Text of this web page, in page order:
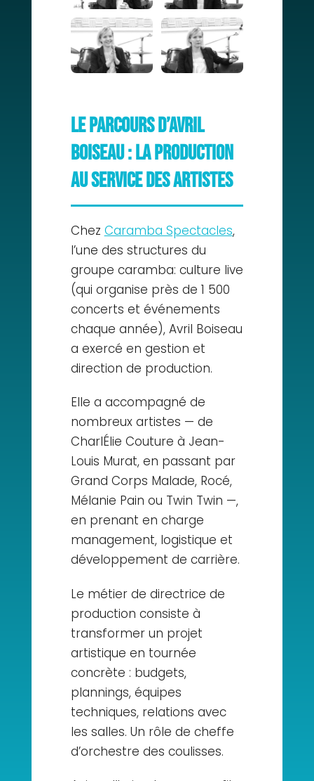
Le parcours d’Avril
Boiseau : la production
au service des artistes
Chez Caramba Spectacles,
l’une des structures du
groupe caramba: culture live
(qui organise près de 1 500
concerts et événements
chaque année), Avril Boiseau
a exercé en gestion et
direction de production.
Elle a accompagné de
nombreux artistes — de
CharlÉlie Couture à Jean-
Louis Murat, en passant par
Grand Corps Malade, Rocé,
Mélanie Pain ou Twin Twin —,
en prenant en charge
management, logistique et
développement de carrière.
Le métier de directrice de
production consiste à
transformer un projet
artistique en tournée
concrète : budgets,
plannings, équipes
techniques, relations avec
les salles. Un rôle de cheffe
d’orchestre des coulisses.